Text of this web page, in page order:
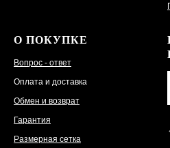
О ПОКУПКЕ
Вопрос - ответ
Оплата и доставка
Обмен и возврат
Гарантия
Размерная сетка